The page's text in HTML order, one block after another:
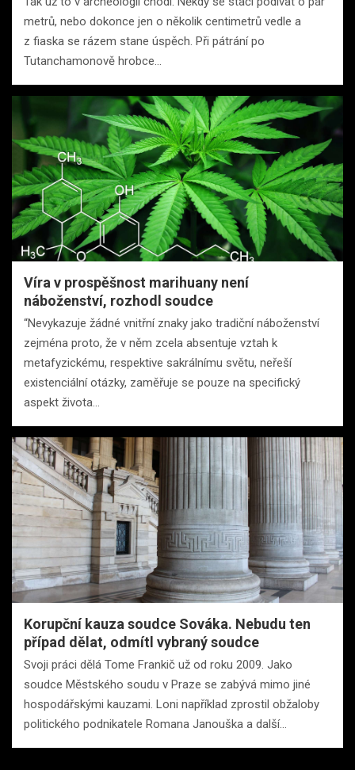
metrů, nebo dokonce jen o několik centimetrů vedle a
z fiaska se rázem stane úspěch. Při pátrání po
Tutanchamonově hrobce…
Víra v prospěšnost marihuany není
náboženství, rozhodl soudce
“Nevykazuje žádné vnitřní znaky jako tradiční náboženství
zejména proto, že v něm zcela absentuje vztah k
metafyzickému, respektive sakrálnímu světu, neřeší
existenciální otázky, zaměřuje se pouze na specifický
aspekt života…
Korupční kauza soudce Sováka. Nebudu ten
případ dělat, odmítl vybraný soudce
Svoji práci dělá Tome Frankič už od roku 2009. Jako
soudce Městského soudu v Praze se zabývá mimo jiné
hospodářskými kauzami. Loni například zprostil obžaloby
politického podnikatele Romana Janouška a další…